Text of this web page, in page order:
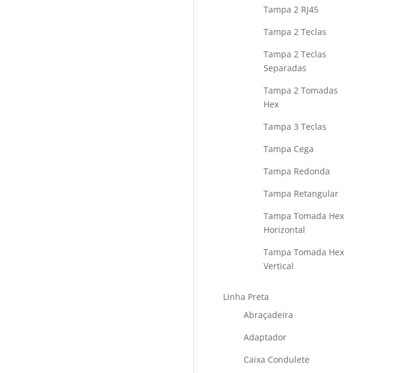
Tampa 2 RJ45
Tampa 2 Teclas
Tampa 2 Teclas
Separadas
Tampa 2 Tomadas
Hex
Tampa 3 Teclas
Tampa Cega
Tampa Redonda
Tampa Retangular
Tampa Tomada Hex
Horizontal
Tampa Tomada Hex
Vertical
Linha Preta
Abraçadeira
Adaptador
Caixa Condulete